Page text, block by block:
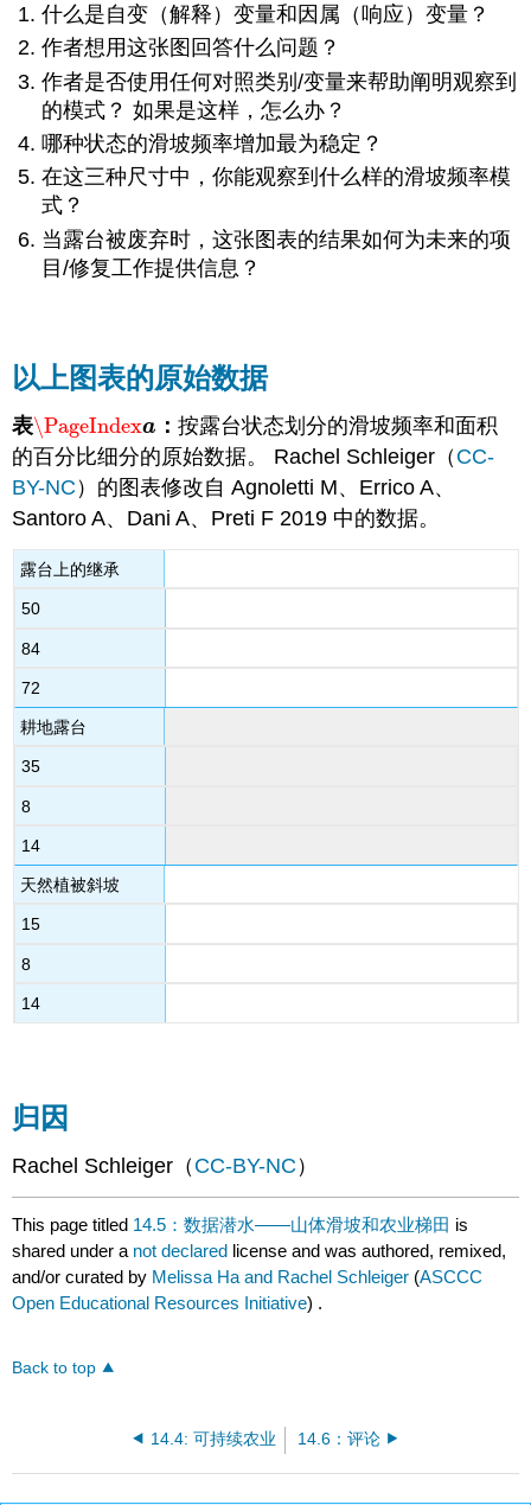
什么是自变（解释）变量和因属（响应）变量？
作者想用这张图回答什么问题？
作者是否使用任何对照类别/变量来帮助阐明观察到
的模式？ 如果是这样，怎么办？
哪种状态的滑坡频率增加最为稳定？
在这三种尺寸中，你能观察到什么样的滑坡频率模
式？
当露台被废弃时，这张图表的结果如何为未来的项
目/修复工作提供信息？
以上图表的原始数据
表\PageIndexa
\PageIndexa ：按露台状态划分的滑坡频率和面积
的百分比细分的原始数据。 Rachel Schleiger（ CC-
BY-NC ）的图表修改自 Agnoletti M、Errico A、
Santoro A、Dani A、Preti F 2019 中的数据。
露台上的继承
50
84
72
耕地露台
35
8
14
天然植被斜坡
15
8
14
归因
Rachel Schleiger（ CC-BY-NC ）
This page titled 14.5：数据潜水——山体滑坡和农业梯田 is
shared under a not declared license and was authored, remixed,
and/or curated by Melissa Ha and Rachel Schleiger (ASCCC
Open Educational Resources Initiative) .
Back to top
14.4: 可持续农业 14.6：评论